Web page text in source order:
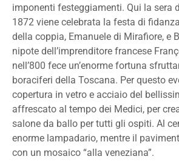
imponenti festeggiamenti. Qui la sera
1872 viene celebrata la festa di
della coppia, Emanuele di Mirafiore, e
nipote dell’imprenditore francese
nell’800 fece un’enorme fortuna
boraciferi della Toscana. Per questo
copertura in vetro e acciaio del
affrescato al tempo dei Medici, per
salone da ballo per tutti gli ospiti. Al
enorme lampadario, mentre il
con un mosaico “alla veneziana”.